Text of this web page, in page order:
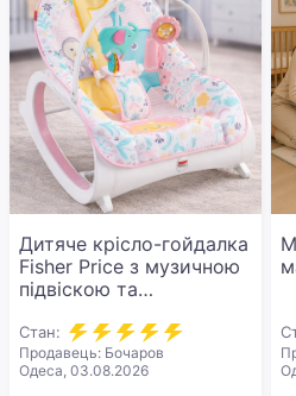
Дитяче крісло-гойдалка
Fisher Price з музичною
підвіскою та
Стан:
Продавець: Бочаров
Одеса, 03.08.2026